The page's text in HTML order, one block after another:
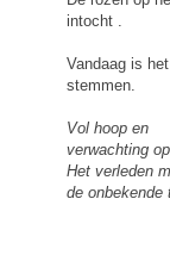
intocht .
Vandaag is
stemmen.
Vol hoop en
verwachting
Het verleden
de